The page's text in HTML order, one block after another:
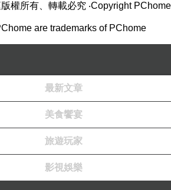
資料，就能有效了解消費者，也讓消
上有一致性會員服務。而
展處薛祖淇副總經理提出向下資料
及向上整合多渠道投放廣告，透過
(YAHOO)台灣媒體業務事業群方
馬志堅總經理及中華電信數位匯流
分別探討Digital(PC/Mobile/Tablet)、
未來發展的新世界，三大不同
版權所有、轉載必究 ‧Copyright PChome
are trademarks of PChome
最新文章
美食饗宴
旅遊玩家
影視娛樂